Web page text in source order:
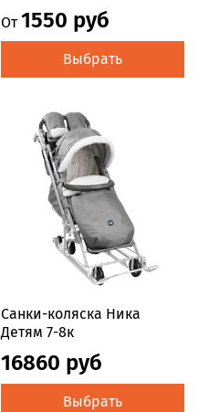
От 1550 руб
Выбрать
Санки-коляска Ника
Детям 7-8к
16860 руб
Выбрать